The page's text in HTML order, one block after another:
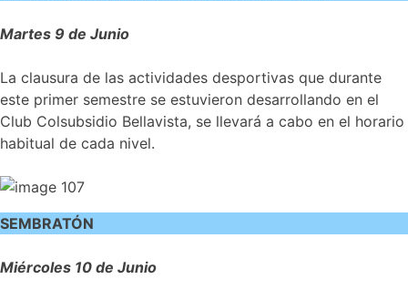
Martes 9 de Junio
La clausura de las actividades desportivas que durante
este primer semestre se estuvieron desarrollando en el
Club Colsubsidio Bellavista, se llevará a cabo en el horario
habitual de cada nivel.
SEMBRATÓN
Miércoles 10 de Junio